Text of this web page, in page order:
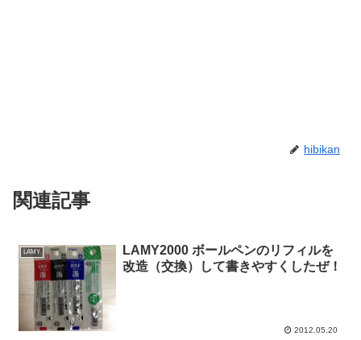
hibikan
関連記事
LAMY
LAMY2000 ボールペンのリフィルを
改造（交換）して書きやすくしたぜ！
2012.05.20